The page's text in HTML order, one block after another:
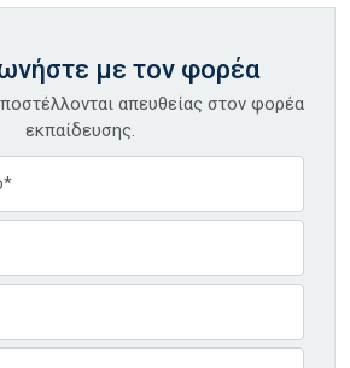
με τον φορέα
απευθείας στον φορέα
εκπαίδευσης.